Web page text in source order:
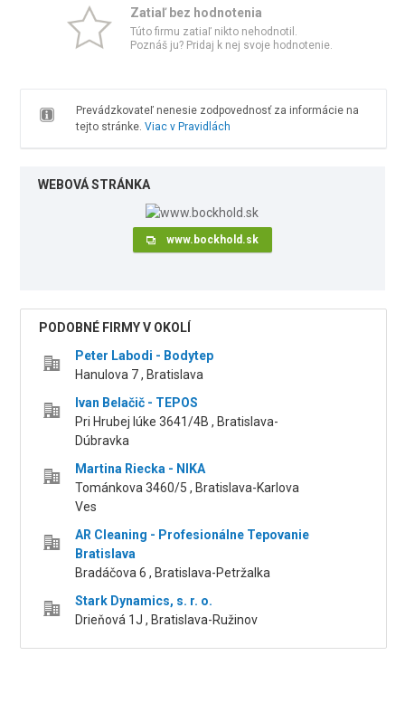
Zatiaľ bez hodnotenia
Túto firmu zatiaľ nikto nehodnotil.
Poznáš ju? Pridaj k nej svoje hodnotenie.
Prevádzkovateľ nenesie zodpovednosť za informácie na
tejto stránke. Viac v Pravidlách
WEBOVÁ STRÁNKA
www.bockhold.sk
PODOBNÉ FIRMY V OKOLÍ
Peter Labodi - Bodytep
Hanulova 7 , Bratislava
Ivan Belačič - TEPOS
Pri Hrubej lúke 3641/4B , Bratislava-
Dúbravka
Martina Riecka - NIKA
Tománkova 3460/5 , Bratislava-Karlova
Ves
AR Cleaning - Profesionálne Tepovanie
Bratislava
Bradáčova 6 , Bratislava-Petržalka
Stark Dynamics, s. r. o.
Drieňová 1J , Bratislava-Ružinov